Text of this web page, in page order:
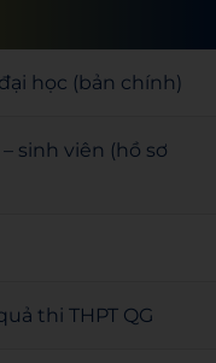
học (bản chính)
sinh viên (hồ sơ
thi THPT QG